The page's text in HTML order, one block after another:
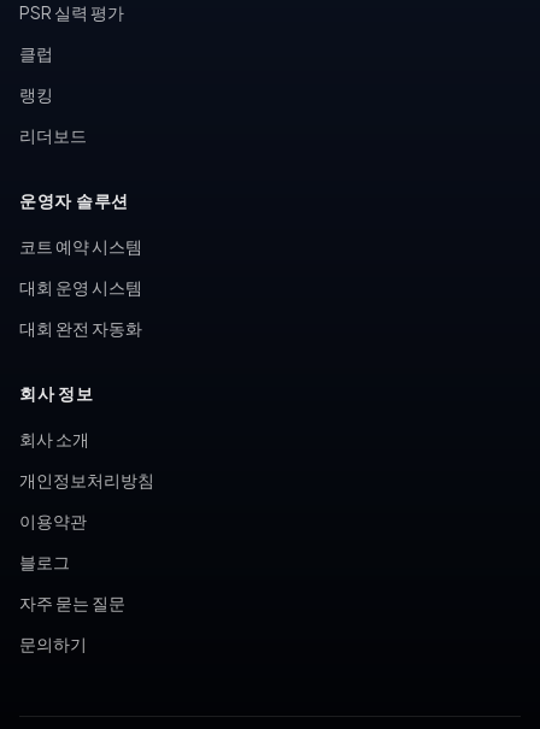
PSR 실력 평가
클럽
랭킹
리더보드
운영자 솔루션
코트 예약 시스템
대회 운영 시스템
대회 완전 자동화
회사 정보
회사 소개
개인정보처리방침
이용약관
블로그
자주 묻는 질문
문의하기